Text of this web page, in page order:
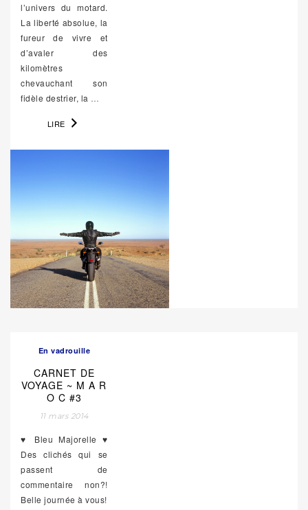
l’univers du motard.
La liberté absolue, la
fureur de vivre et
d’avaler des
kilomètres
chevauchant son
fidèle destrier, la …
LIRE
En vadrouille
CARNET DE
VOYAGE ~ M A R
O C #3
11 mars 2014
♥ Bleu Majorelle ♥
Des clichés qui se
passent de
commentaire non?!
Belle journée à vous!